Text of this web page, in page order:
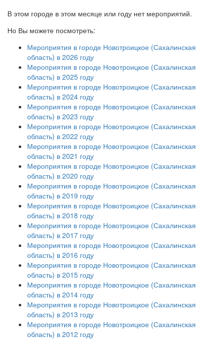
В этом городе в этом месяце или году нет мероприятий.
Но Вы можете посмотреть:
Мероприятия в городе Новотроицкое (Сахалинская
область) в 2026 году
Мероприятия в городе Новотроицкое (Сахалинская
область) в 2025 году
Мероприятия в городе Новотроицкое (Сахалинская
область) в 2024 году
Мероприятия в городе Новотроицкое (Сахалинская
область) в 2023 году
Мероприятия в городе Новотроицкое (Сахалинская
область) в 2022 году
Мероприятия в городе Новотроицкое (Сахалинская
область) в 2021 году
Мероприятия в городе Новотроицкое (Сахалинская
область) в 2020 году
Мероприятия в городе Новотроицкое (Сахалинская
область) в 2019 году
Мероприятия в городе Новотроицкое (Сахалинская
область) в 2018 году
Мероприятия в городе Новотроицкое (Сахалинская
область) в 2017 году
Мероприятия в городе Новотроицкое (Сахалинская
область) в 2016 году
Мероприятия в городе Новотроицкое (Сахалинская
область) в 2015 году
Мероприятия в городе Новотроицкое (Сахалинская
область) в 2014 году
Мероприятия в городе Новотроицкое (Сахалинская
область) в 2013 году
Мероприятия в городе Новотроицкое (Сахалинская
область) в 2012 году